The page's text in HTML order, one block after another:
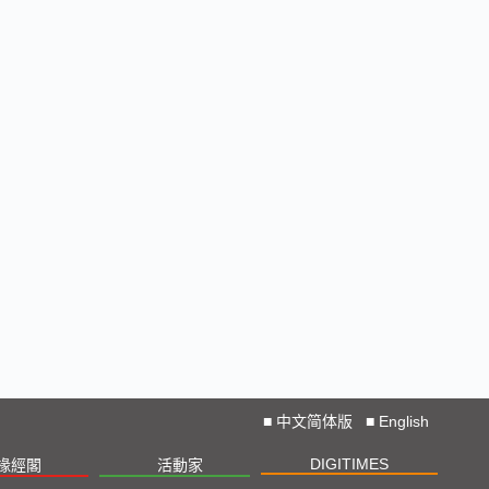
■ 中文简体版 ■ English
經閣 活動家 DIGITIMES